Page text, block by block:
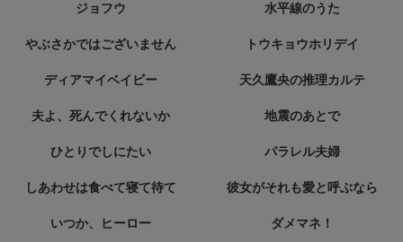
ジョフウ 水平線のうた
やぶさかではございません トウキョウホリデイ
ディアマイベイビー 天久鷹央の推理カルテ
夫よ、死んでくれないか 地震のあとで
ひとりでしにたい パラレル夫婦
しあわせは食べて寝て待て 彼女がそれも愛と呼ぶなら
いつか、ヒーロー ダメマネ！